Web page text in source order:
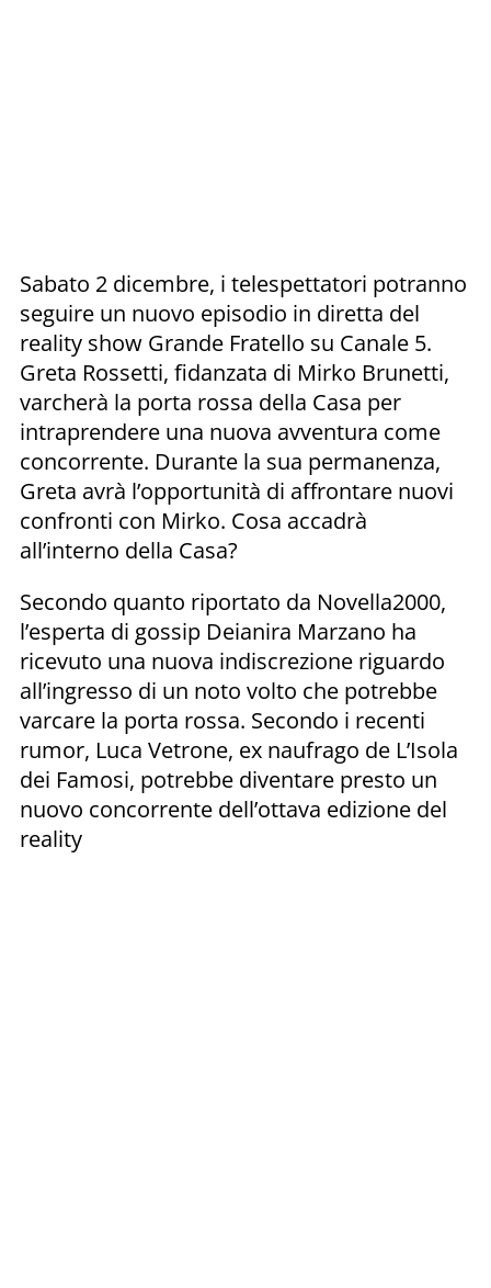
Sabato 2 dicembre, i telespettatori potranno
seguire un nuovo episodio in diretta del
reality show Grande Fratello su Canale 5.
Greta Rossetti, fidanzata di Mirko Brunetti,
varcherà la porta rossa della Casa per
intraprendere una nuova avventura come
concorrente. Durante la sua permanenza,
Greta avrà l’opportunità di affrontare nuovi
confronti con Mirko. Cosa accadrà
all’interno della Casa?
Secondo quanto riportato da Novella2000,
l’esperta di gossip Deianira Marzano ha
ricevuto una nuova indiscrezione riguardo
all’ingresso di un noto volto che potrebbe
varcare la porta rossa. Secondo i recenti
rumor, Luca Vetrone, ex naufrago de L’Isola
dei Famosi, potrebbe diventare presto un
nuovo concorrente dell’ottava edizione del
reality